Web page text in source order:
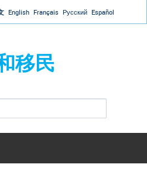
to navigation
English Français Русский Español
移民